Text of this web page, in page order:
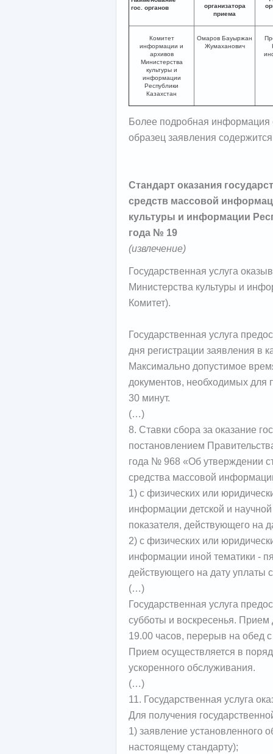
гос. органов
организатора
приема
Комитет
информации и
архивов
Министерства
культуры и
информации
Республики
Казахстан
Омаров Бауыржан
Жумаханович
Более подробная информация
образец заявления
Стандарт оказания
средств массовой
культуры и информации
года № 19
(извлечение)
Государственная услуга
Министерства культуры и
Комитет).
Государственная услуга
дня регистрации заявления в
Максимально допустимое
документов, необходимых для
30 минут.
(…)
8. Ставки сбора за оказание
постановлением
года № 968 «Об утверждении
средства массовой
1) с физических или
информации детской и
показателя, действующего на
2) с физических или
информации иной тематики -
действующего на дату уплаты
(…)
Государственная услуга
субботы и воскресенья. Прием
19.00 часов, перерыв на обед
Прием осуществляется в
ускоренного обслуживания.
(…)
11. Государственная услуга
Для получения
1) заявление установленного
настоящему стандарту);